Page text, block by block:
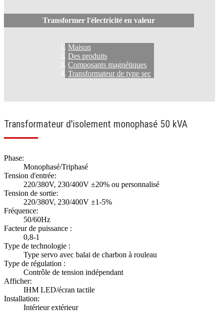
Transformer l'électricité en valeur
Maison
Des produits
Composants magnétiques
Transformateur de type sec
Transformateur d'isolement monophasé 50 kVA
Phase:
Monophasé/Triphasé
Tension d'entrée:
220/380V, 230/400V ±20% ou personnalisé
Tension de sortie:
220/380V, 230/400V ±1-5%
Fréquence:
50/60Hz
Facteur de puissance :
0,8-1
Type de technologie :
Type servo avec balai de charbon à rouleau
Type de régulation :
Contrôle de tension indépendant
Afficher:
IHM LED/écran tactile
Installation:
Intérieur extérieur